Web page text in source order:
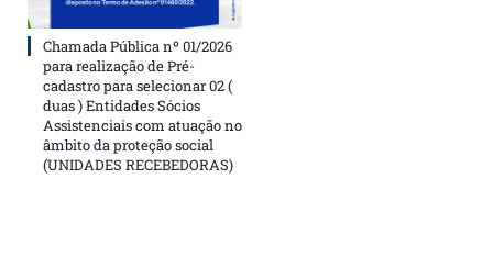
Chamada Pública nº 01/2026
para realização de Pré-
cadastro para selecionar 02 (
duas ) Entidades Sócios
Assistenciais com atuação no
âmbito da proteção social
(UNIDADES RECEBEDORAS)